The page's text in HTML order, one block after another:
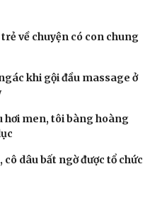
về chuyện có con chung
khi gội đầu massage ở
hơi men, tôi bàng hoàng
dâu bất ngờ được tổ chức